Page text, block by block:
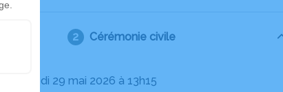
Cérémonie civile
Le vendredi 29 mai 2026 à 13h15